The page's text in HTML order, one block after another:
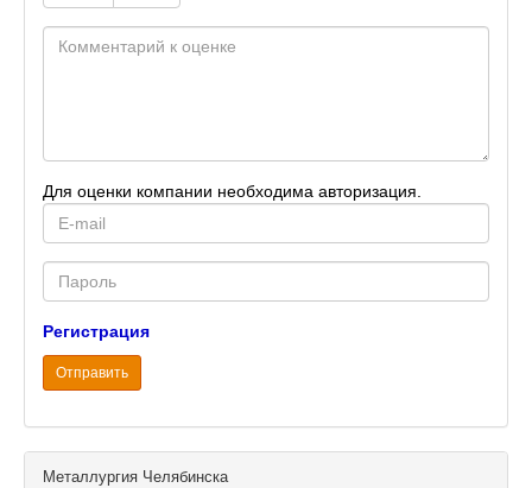
Для оценки компании необходима авторизация.
mail
Password
Регистрация
Отправить
Металлургия Челябинска